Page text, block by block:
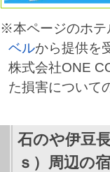
※本ページのホテ
ベルから提供を
株式会社ONE
た損害について
石のや伊豆
ｓ） 周辺の